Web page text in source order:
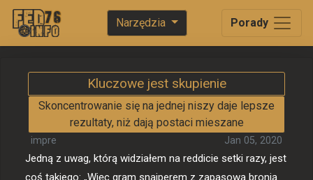
Narzędzia Porady
Kluczowe jest skupienie
Skoncentrowanie się na jednej niszy daje lepsze
rezultaty, niż dają postaci mieszane
impre Jan 05, 2020
Jedną z uwag, którą widziałem na reddicie setki razy, jest
coś takiego: „Więc gram snajperem z zapasową bronią